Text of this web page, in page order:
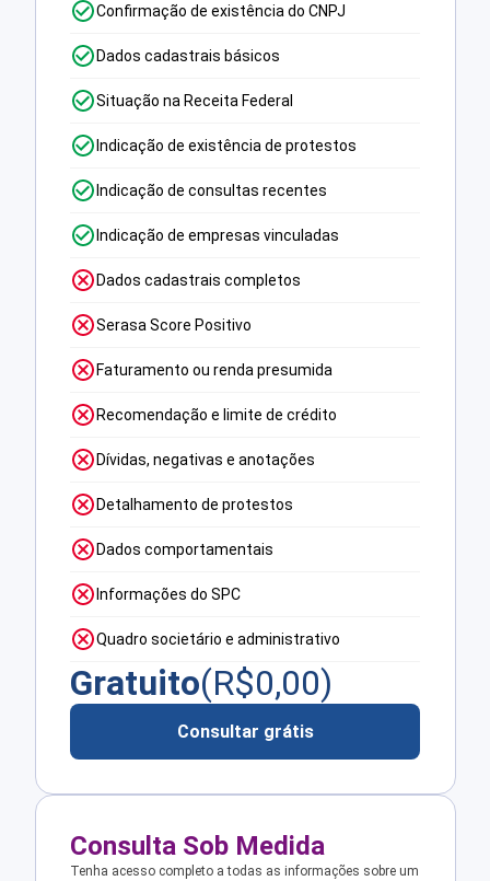
Confirmação de existência do CNPJ
Dados cadastrais básicos
Situação na Receita Federal
Indicação de existência de protestos
Indicação de consultas recentes
Indicação de empresas vinculadas
Dados cadastrais completos
Serasa Score Positivo
Faturamento ou renda presumida
Recomendação e limite de crédito
Dívidas, negativas e anotações
Detalhamento de protestos
Dados comportamentais
Informações do SPC
Quadro societário e administrativo
Gratuito(R$0,00)
Consultar grátis
Consulta Sob Medida
Tenha acesso completo a todas as informações sobre um